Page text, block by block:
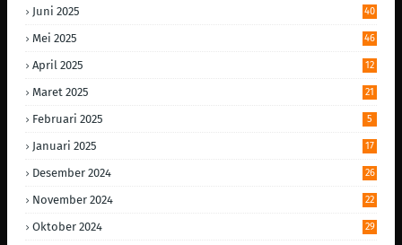
Juni 2025 40
Mei 2025 46
April 2025 12
Maret 2025 21
Februari 2025 5
Januari 2025 17
Desember 2024 26
November 2024 22
Oktober 2024 29